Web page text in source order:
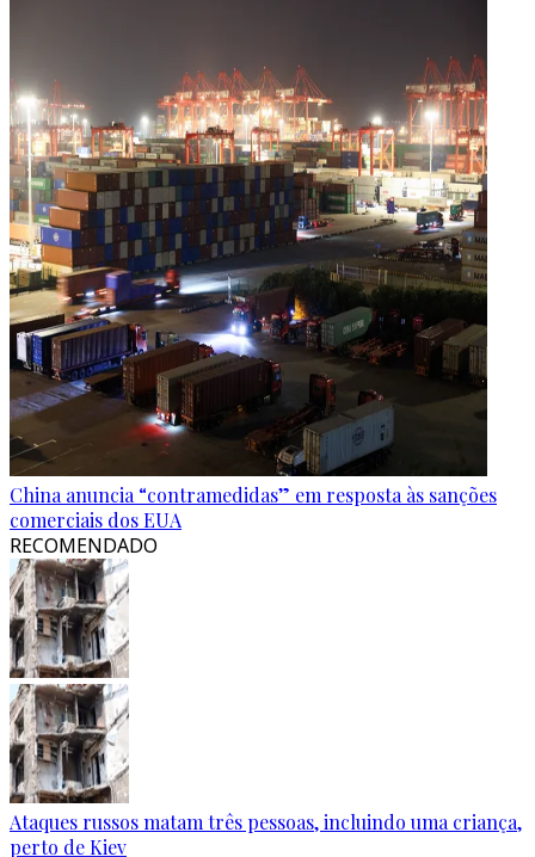
China anuncia “contramedidas” em resposta às sanções
comerciais dos EUA
RECOMENDADO
Ataques russos matam três pessoas, incluindo uma criança,
perto de Kiev